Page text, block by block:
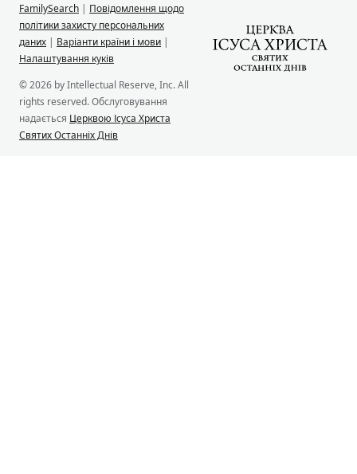
FamilySearch | Повідомлення щодо
політики захисту персональних
даних | Варіанти країни і мови |
Налаштування куків
© 2026 by Intellectual Reserve, Inc. All
rights reserved. Обслуговування
надається Церквою Ісуса Христа
Святих Останніх Днів